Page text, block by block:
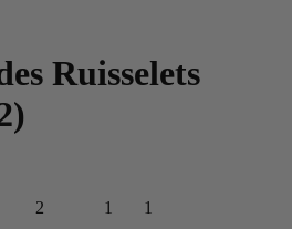
Ruisselets
2 1 1